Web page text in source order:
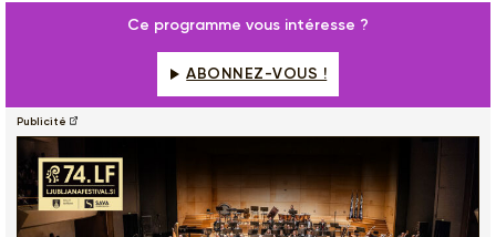
Ce programme vous intéresse ?
ABONNEZ-VOUS !
Publicité